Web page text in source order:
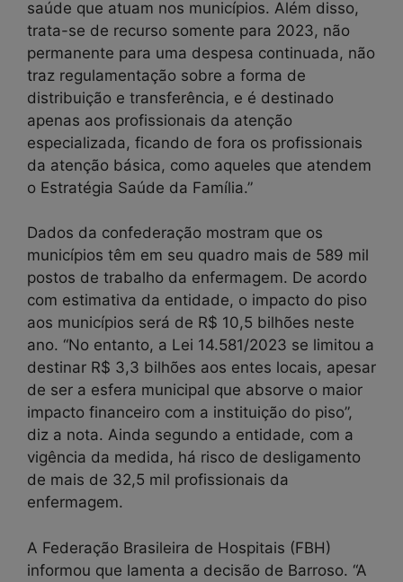
saúde que atuam nos municípios. Além disso,
trata-se de recurso somente para 2023, não
permanente para uma despesa continuada, não
traz regulamentação sobre a forma de
distribuição e transferência, e é destinado
apenas aos profissionais da atenção
especializada, ficando de fora os profissionais
da atenção básica, como aqueles que atendem
o Estratégia Saúde da Família.”
Dados da confederação mostram que os
municípios têm em seu quadro mais de 589 mil
postos de trabalho da enfermagem. De acordo
com estimativa da entidade, o impacto do piso
aos municípios será de R$ 10,5 bilhões neste
ano. “No entanto, a Lei 14.581/2023 se limitou a
destinar R$ 3,3 bilhões aos entes locais, apesar
de ser a esfera municipal que absorve o maior
impacto financeiro com a instituição do piso”,
diz a nota. Ainda segundo a entidade, com a
vigência da medida, há risco de desligamento
de mais de 32,5 mil profissionais da
enfermagem.
A Federação Brasileira de Hospitais (FBH)
informou que lamenta a decisão de Barroso. “A